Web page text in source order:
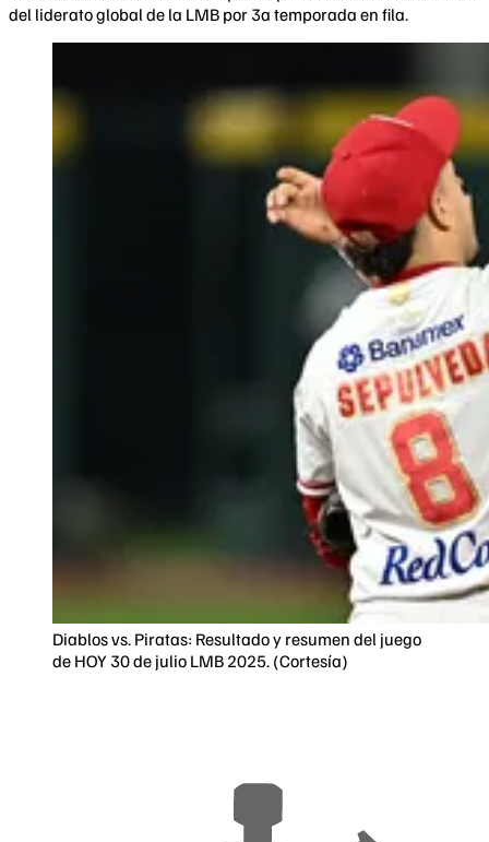
del liderato global de la LMB por 3a temporada en fila.
Diablos vs. Piratas: Resultado y resumen del juego
de HOY 30 de julio LMB 2025. (Cortesía)